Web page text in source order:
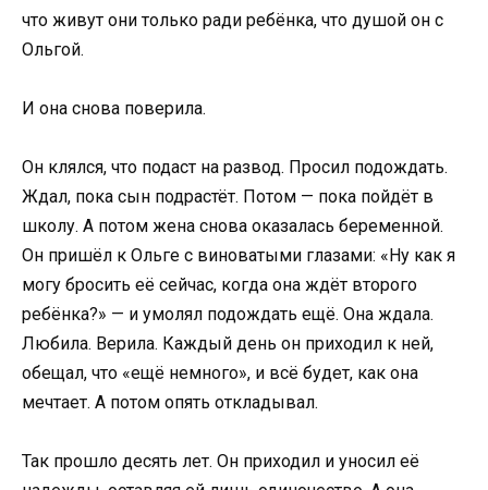
что живут они только ради ребёнка, что душой он с
Ольгой.
И она снова поверила.
Он клялся, что подаст на развод. Просил подождать.
Ждал, пока сын подрастёт. Потом — пока пойдёт в
школу. А потом жена снова оказалась беременной.
Он пришёл к Ольге с виноватыми глазами: «Ну как я
могу бросить её сейчас, когда она ждёт второго
ребёнка?» — и умолял подождать ещё. Она ждала.
Любила. Верила. Каждый день он приходил к ней,
обещал, что «ещё немного», и всё будет, как она
мечтает. А потом опять откладывал.
Так прошло десять лет. Он приходил и уносил её